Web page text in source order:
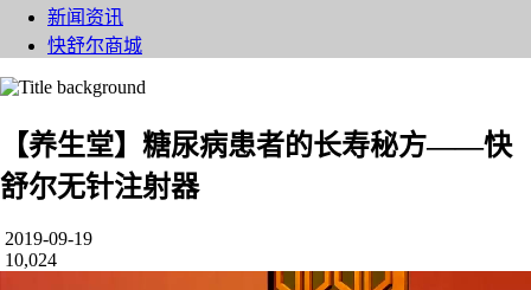
新闻资讯
快舒尔商城
【养生堂】糖尿病患者的长寿秘方——快
舒尔无针注射器
2019-09-19
10,024